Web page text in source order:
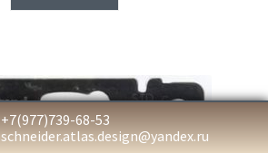
+7(977)739-68-53
schneider.atlas.design@yandex.ru